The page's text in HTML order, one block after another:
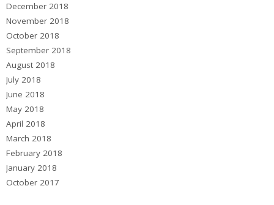
December 2018
November 2018
October 2018
September 2018
August 2018
July 2018
June 2018
May 2018
April 2018
March 2018
February 2018
January 2018
October 2017